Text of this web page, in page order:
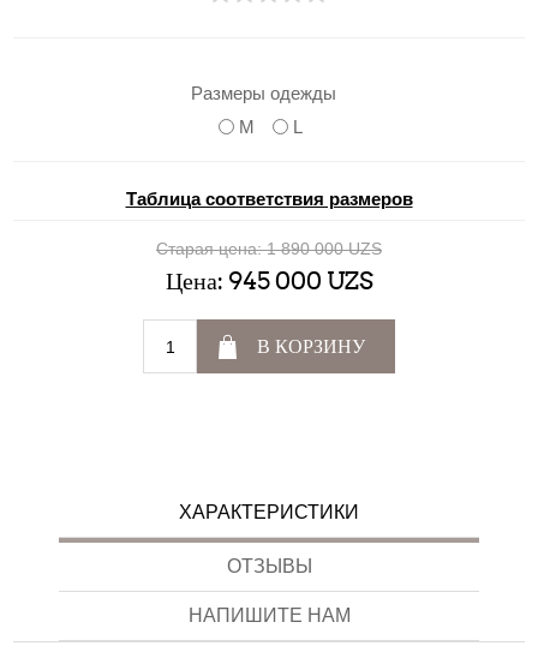
Размеры одежды
M
L
Таблица соответствия размеров
Старая цена: 1 890 000 UZS
Цена: 945 000 UZS
В КОРЗИНУ
ХАРАКТЕРИСТИКИ
ОТЗЫВЫ
НАПИШИТЕ НАМ